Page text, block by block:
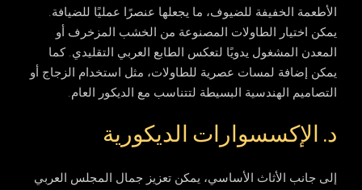
الأطعمة الخفيفة للضيوف، ما يجعلها عنصرًا عمليًا للضيافة.
يمكن اختيار الطاولات المصنوعة من الخشب المزخرف أو
المعدن المشغول يدويًا لتعكس الطابع العربي التقليدي. كما
يمكن إضافة لمسات عصرية للطاولات، مثل استخدام الزجاج أو
التصاميم الهندسية البسيطة لتتناسب مع الديكور العام.
د. الإكسسوارات الديكورية
إلى جانب الأثاث الأساسي، يمكن تعزيز جمال المجلس العربي